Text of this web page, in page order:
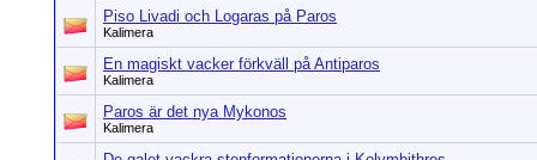
Piso Livadi och Logaras på Paros
Kalimera
En magiskt vacker förkväll på Antiparos
Kalimera
Paros är det nya Mykonos
Kalimera